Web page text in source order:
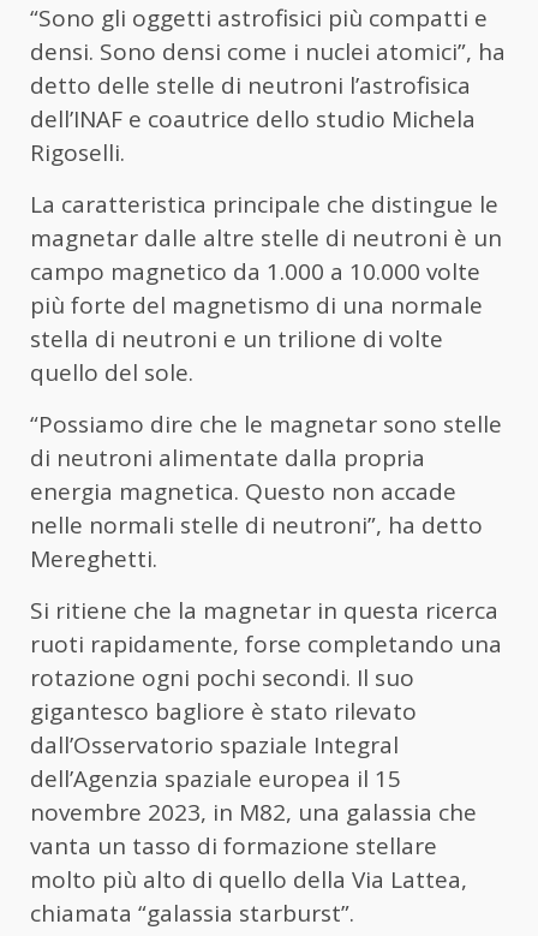
“Sono gli oggetti astrofisici più compatti e
densi. Sono densi come i nuclei atomici”, ha
detto delle stelle di neutroni l’astrofisica
dell’INAF e coautrice dello studio Michela
Rigoselli.
La caratteristica principale che distingue le
magnetar dalle altre stelle di neutroni è un
campo magnetico da 1.000 a 10.000 volte
più forte del magnetismo di una normale
stella di neutroni e un trilione di volte
quello del sole.
“Possiamo dire che le magnetar sono stelle
di neutroni alimentate dalla propria
energia magnetica. Questo non accade
nelle normali stelle di neutroni”, ha detto
Mereghetti.
Si ritiene che la magnetar in questa ricerca
ruoti rapidamente, forse completando una
rotazione ogni pochi secondi. Il suo
gigantesco bagliore è stato rilevato
dall’Osservatorio spaziale Integral
dell’Agenzia spaziale europea il 15
novembre 2023, in M82, una galassia che
vanta un tasso di formazione stellare
molto più alto di quello della Via Lattea,
chiamata “galassia starburst”.